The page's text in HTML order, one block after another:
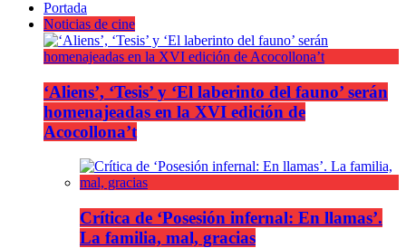
Portada
Noticias de cine
‘Aliens’, ‘Tesis’ y ‘El laberinto del fauno’ serán
homenajeadas en la XVI edición de
Acocollona’t
Crítica de ‘Posesión infernal: En llamas’.
La familia, mal, gracias